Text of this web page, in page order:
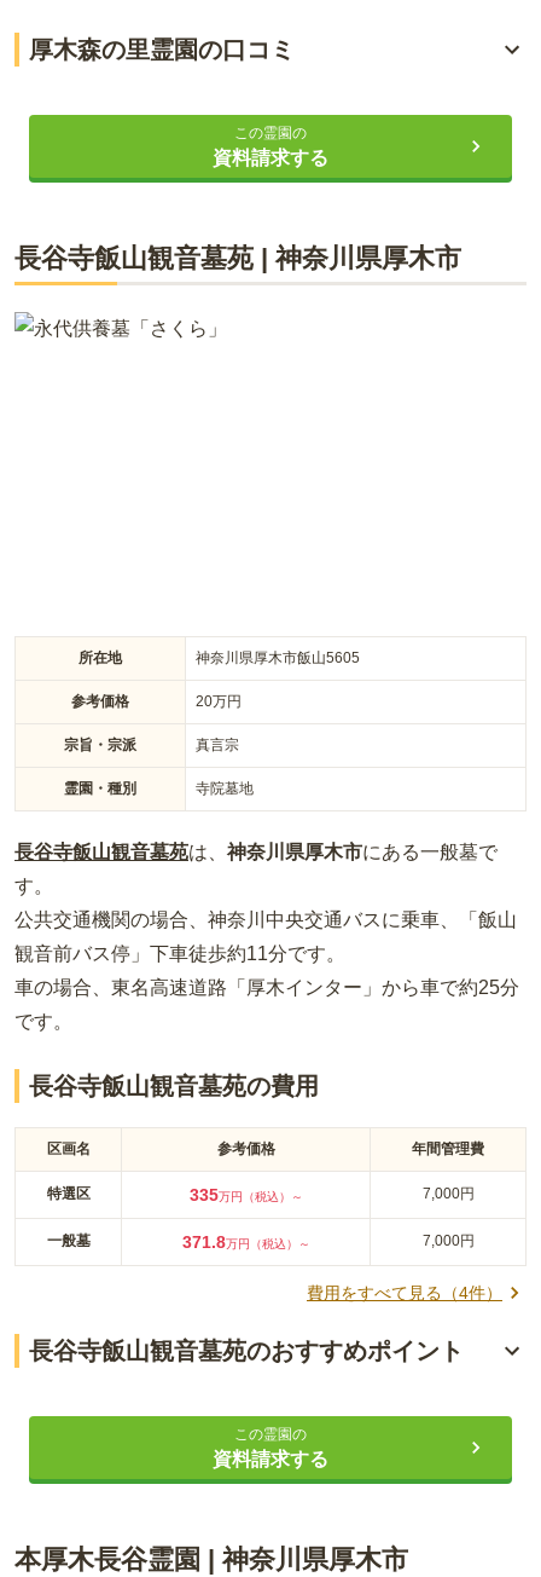
車で安心して通える大型駐車場完備
た公園墓地です。 墓域までは幅広のスロープがあり、園内は平
厚木森の里霊園の口コミ
70代・女性
場??が便利です管理事務所も有り お花お線香も販売して便
利です
この霊園の
資料請求する
長谷寺飯山観音墓苑 |神奈川県厚木市
所在地 神奈川県厚木市飯山5605
参考価格 20万円
宗旨・宗派 真言宗
霊園・種別 寺院墓地
長谷寺飯山観音墓苑は、 神奈川県厚木市にある一般墓で
す。
公共交通機関の場合 、神奈川中央交通バスに乗車、「飯山
観音前バス停」下車徒歩約11分です。
車の場合 、東名高速道路「厚木インター」から車で約25分
です。
長谷寺飯山観音墓苑の費用
区画名 参考価格 年間管理費
特選区 335万円（税込）～ 7,000円
一般墓 371.8万円（税込）～ 7,000円
費用をすべて見る（4件）
長谷寺飯山観音墓苑のおすすめポイント
サクラとアジサイの観光地
坂東三十三観音霊場の第六番礼所
この霊園の
資料請求する
本厚木長谷霊園 |神奈川県厚木市